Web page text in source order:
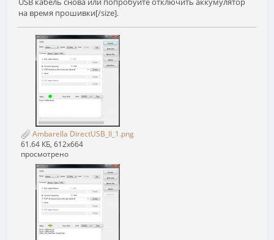
на время прошивки[/size].
Ambarella DirectUSB_II_1.png
61.64 КБ, 612x664
просмотрено